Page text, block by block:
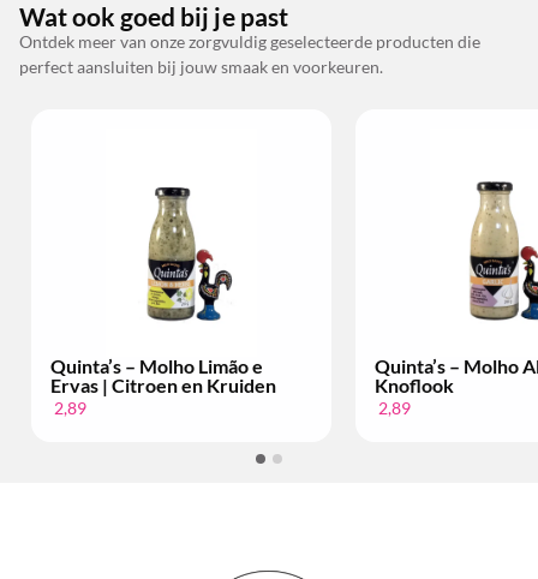
Wat ook goed bij je past
Ontdek meer van onze zorgvuldig geselecteerde producten die
perfect aansluiten bij jouw smaak en voorkeuren.
Quinta’s – Molho Limão e
Ervas | Citroen en Kruiden
2,89
Quinta’s – Molho
Knoflook
2,89